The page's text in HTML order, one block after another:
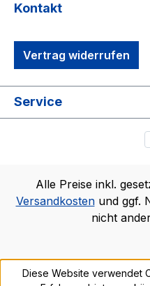
Kontakt
Vertrag widerrufen
Service
Alle Preise inkl.
Versandkostenund ggf.
nicht
Diese Website verwendet